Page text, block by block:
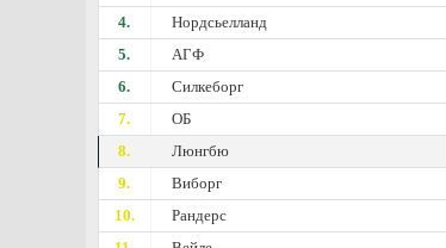
4.
Нордсьелланд
5.
АГФ
6.
Силкеборг
7.
ОБ
8.
Люнгбю
9.
Виборг
10.
Рандерс